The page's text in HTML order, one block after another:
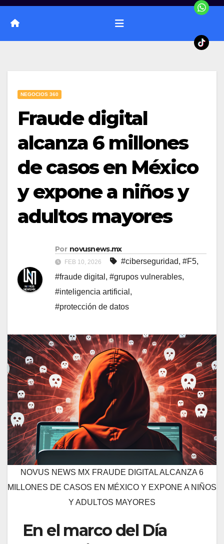
NEGOCIOS 360
Fraude digital
alcanza 6 millones
de casos en México
y expone a niños y
adultos mayores
Por novusnews.mx
FEB 10, 2026 #ciberseguridad, #F5,
#fraude digital , #grupos vulnerables,
#inteligencia artificial ,
#protección de datos
NOVUS NEWS MX FRAUDE DIGITAL ALCANZA 6
MILLONES DE CASOS EN MÉXICO Y EXPONE A NIÑOS
Y ADULTOS MAYORES
En el marco del Día